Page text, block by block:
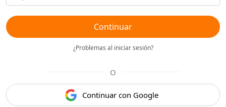
Continuar
¿Problemas al iniciar sesión?
O
Continuar con Google